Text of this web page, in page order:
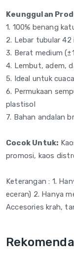
Keunggulan
1. 100% benang
2. Lebar tubular 42
3. Berat medium
4. Lembut, adem,
5. Ideal untuk
6. Permukaan
plastisol
7. Bahan andalan
Cocok Untuk:
promosi, kaos
Keterangan : 1.
eceran) 2. Hanya
Accesories krah,